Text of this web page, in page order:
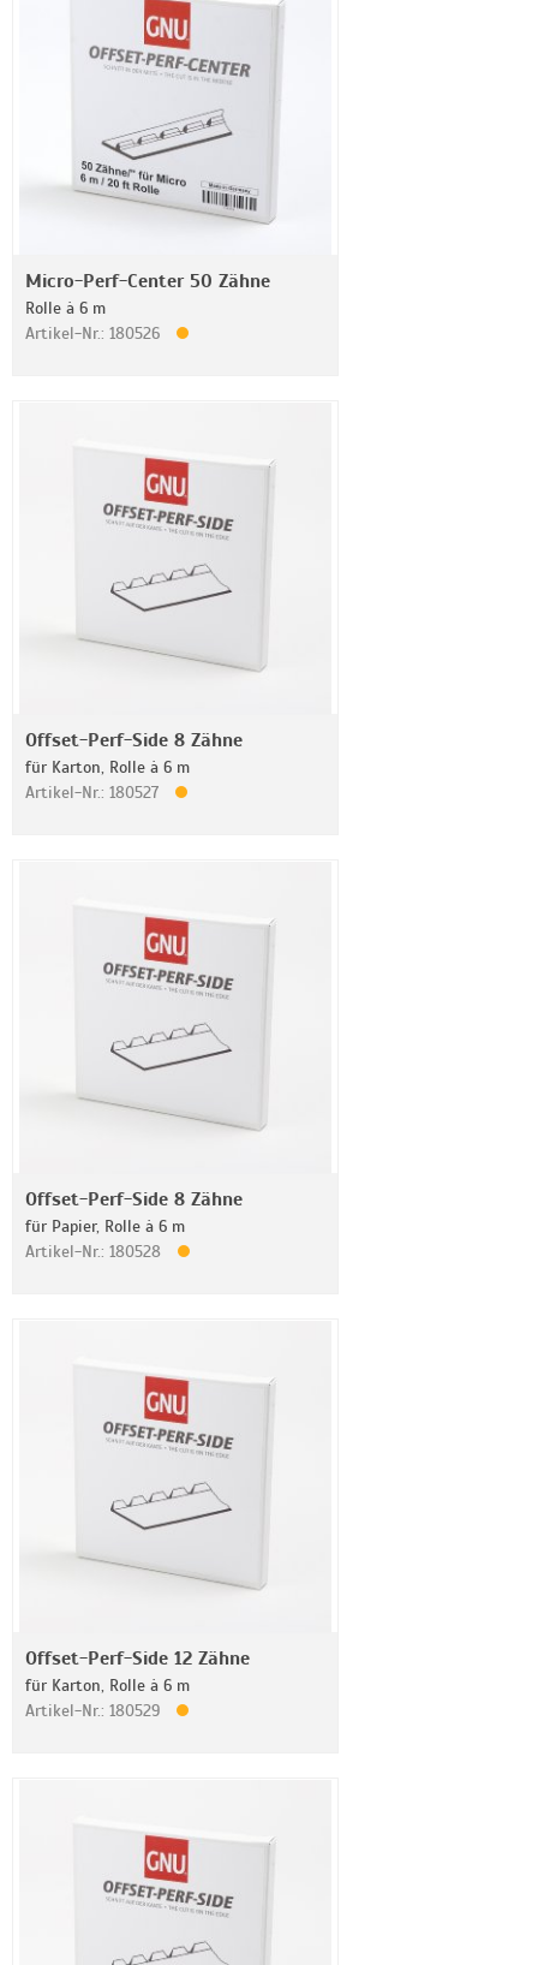
Micro-Perf-Center 50 Zähne
Rolle à 6 m
Artikel-Nr.: 180526
Offset-Perf-Side 8 Zähne
für Karton, Rolle à 6 m
Artikel-Nr.: 180527
Offset-Perf-Side 8 Zähne
für Papier, Rolle à 6 m
Artikel-Nr.: 180528
Offset-Perf-Side 12 Zähne
für Karton, Rolle à 6 m
Artikel-Nr.: 180529